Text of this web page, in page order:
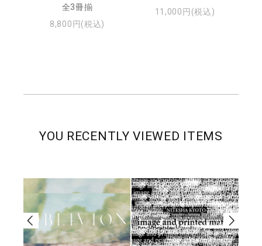
全3冊揃
8,800円(税込)
11,000円(税込)
YOU RECENTLY VIEWED ITEMS